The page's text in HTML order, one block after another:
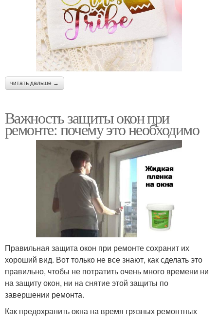
читать дальше →
Важность защиты окон при
ремонте: почему это необходимо
Правильная защита окон при ремонте сохранит их
хороший вид. Вот только не все знают, как сделать это
правильно, чтобы не потратить очень много времени ни
на защиту окон, ни на снятие этой защиты по
завершении ремонта.
Как предохранить окна на время грязных ремонтных